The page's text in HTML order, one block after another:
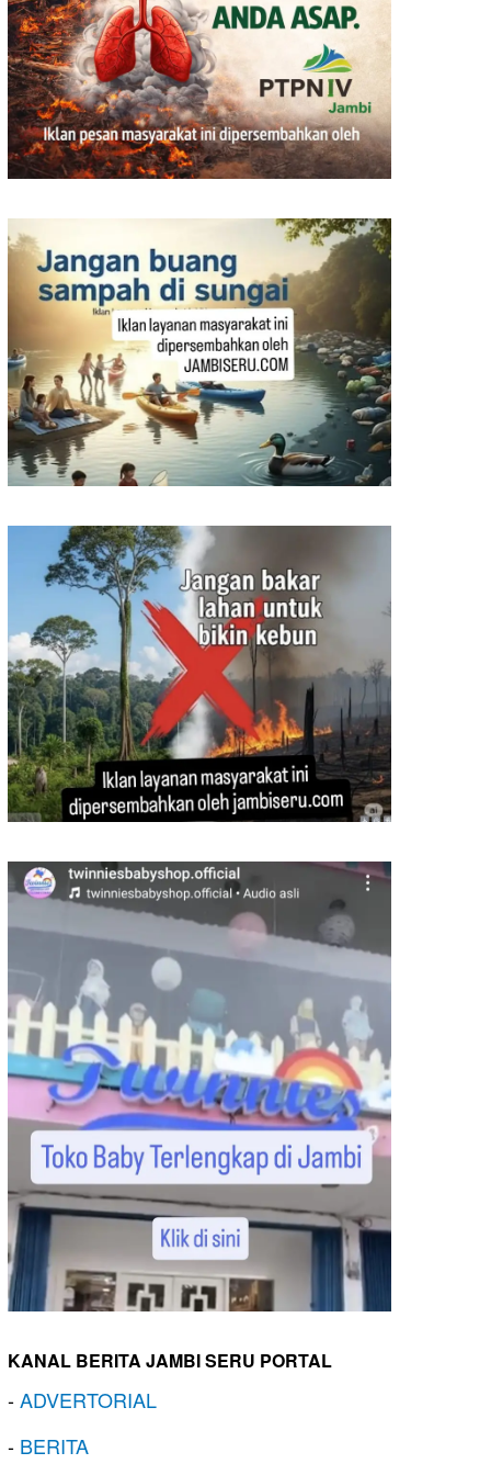
KANAL BERITA JAMBI SERU PORTAL
-ADVERTORIAL
- BERITA